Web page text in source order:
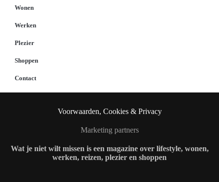
Wonen
Werken
Plezier
Shoppen
Contact
Voorwaarden, Cookies & Privacy
Marketing partners
Wat je niet wilt missen is een magazine over lifestyle, wonen,
werken, reizen, plezier en shoppen